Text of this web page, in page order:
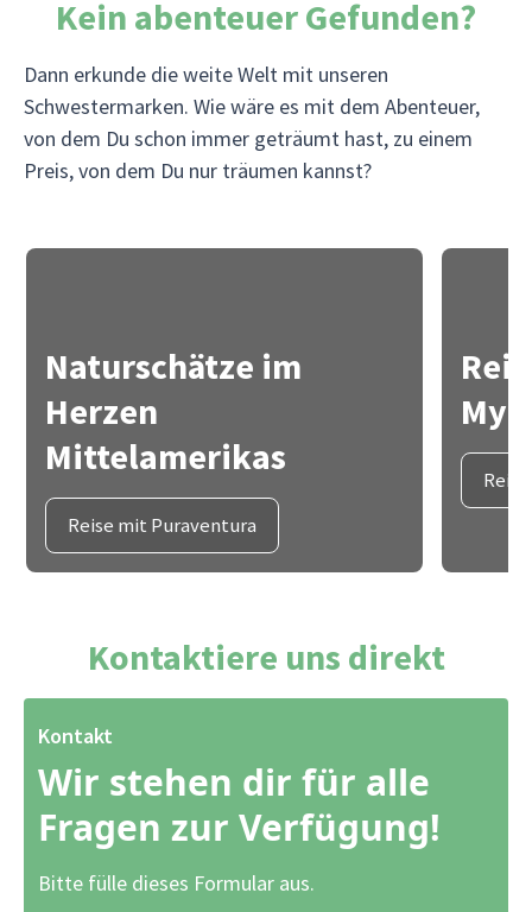
Kein abenteuer Gefunden?
Dann erkunde die weite Welt mit unseren
Schwestermarken. Wie wäre es mit dem Abenteuer,
von dem Du schon immer geträumt hast, zu einem
Preis, von dem Du nur träumen kannst?
Naturschätze im
Herzen
Mittelamerikas
Reise mit Puraventura
Kontaktiere uns direkt
Kontakt
Wir stehen dir für alle
Fragen zur Verfügung!
Bitte fülle dieses Formular aus.